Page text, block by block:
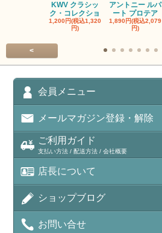
KWV クラシッ
ク・コレクショ
1,200円(税込1,320
円)
アントニー ルパ
ート プロテア
1,890円(税込2,079
円)
<
会員メニュー
メールマガジン登録・解除
ご利用ガイド
支払い方法 / 配送方法 / 会社概要
店長について
ショップブログ
お問い合せ